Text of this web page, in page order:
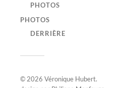
PHOTOS
PHOTOS
DERRIÈRE
© 2026 Véronique Hubert.